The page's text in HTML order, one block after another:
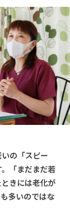
の「スピー
「まだまだ若
きには老化が
多いのではな